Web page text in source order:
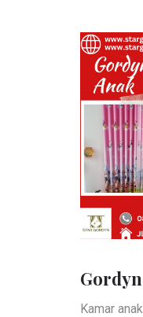
Gordyn
Kamar anak